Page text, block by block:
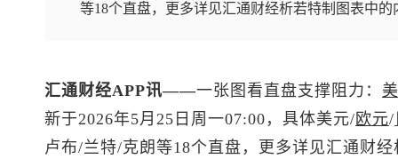
等18个直盘，更多详见汇通财经析若特制图表中的
汇通财经APP讯——一张图看直盘支撑阻力：
新于2026年5月25日周一07:00，具体美元/欧元/
卢布/兰特/克朗等18个直盘，更多详见汇通财